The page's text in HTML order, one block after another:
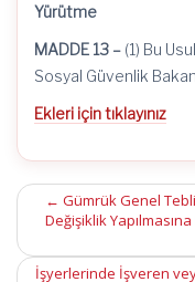
Yürütme
MADDE 13 – (1) Bu
Sosyal Güvenlik
Ekleri için tıklayınız
Post
← Gümrük Genel
Değişiklik
İşyerlerinde İşveren